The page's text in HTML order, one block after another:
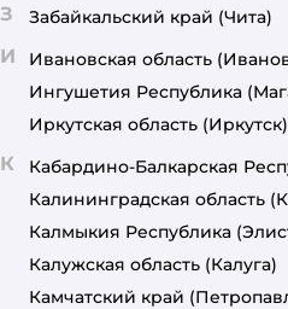
З Забайкальский край (Чита)
И Ивановская область
Ингушетия Республика
Иркутская область (Иркутск)
К Кабардино-Балкарская
Калининградская область
Калмыкия Республика
Калужская область (Калуга)
Камчатский край